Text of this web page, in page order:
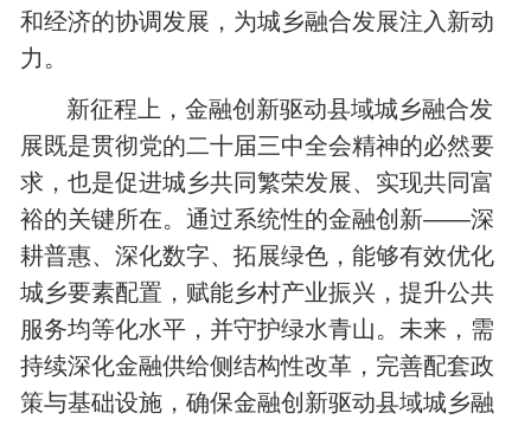
和经济的协调发展，为城乡融合发展注入新动
力。
新征程上，金融创新驱动县域城乡融合发
展既是贯彻党的二十届三中全会精神的必然要
求，也是促进城乡共同繁荣发展、实现共同富
裕的关键所在。通过系统性的金融创新——深
耕普惠、深化数字、拓展绿色，能够有效优化
城乡要素配置，赋能乡村产业振兴，提升公共
服务均等化水平，并守护绿水青山。未来，需
持续深化金融供给侧结构性改革，完善配套政
策与基础设施，确保金融创新驱动县域城乡融